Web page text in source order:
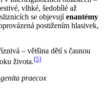
vlhké, šedobílé až
se objevujíenantémy
postižením hlasivek,
– většina dětí s časnou
života.[5]
praecox